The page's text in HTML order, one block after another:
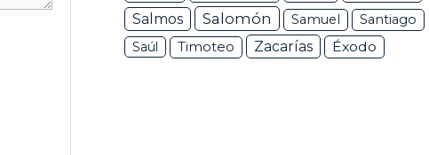
Salmos
Salomón Samuel
Santiago
Saúl
Timoteo Zacarías Éxodo